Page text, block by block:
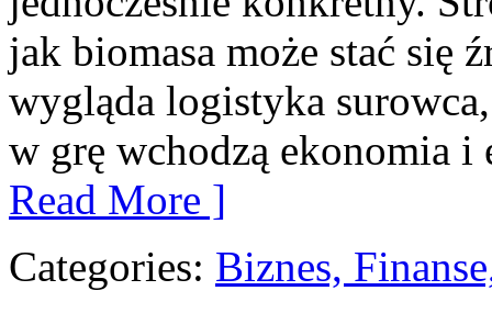
jak biomasa może stać się
wygląda logistyka
w grę wchodzą ekonomia
Read More ]
Categories: Biznes,